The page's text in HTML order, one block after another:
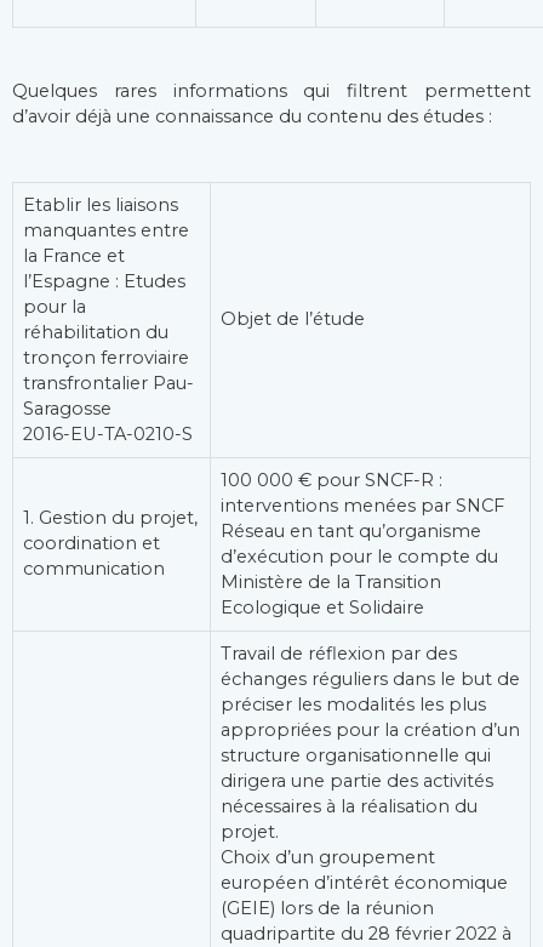
Quelques rares informations qui filtrent permettent
d’avoir déjà une connaissance du contenu des études :
Etablir les liaisons
manquantes entre
la France et
l’Espagne : Etudes
pour la
réhabilitation du
tronçon ferroviaire
transfrontalier Pau-
Saragosse
2016-EU-TA-0210-S
Objet de l’étude
1. Gestion du projet,
coordination et
communication
100 000 € pour SNCF-R :
interventions menées par SNCF
Réseau en tant qu’organisme
d’exécution pour le compte du
Ministère de la Transition
Ecologique et Solidaire
Travail de réflexion par des
échanges réguliers dans le but de
préciser les modalités les plus
appropriées pour la création d’un
structure organisationnelle qui
dirigera une partie des activités
nécessaires à la réalisation du
projet.
Choix d’un groupement
européen d’intérêt économique
(GEIE) lors de la réunion
quadripartite du 28 février 2022 à